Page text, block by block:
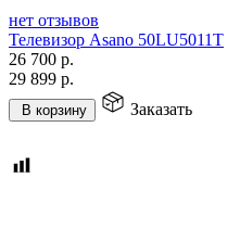
нет отзывов
Телевизор Asano 50LU5011T
26 700 р.
29 899 р.
В корзину Заказать